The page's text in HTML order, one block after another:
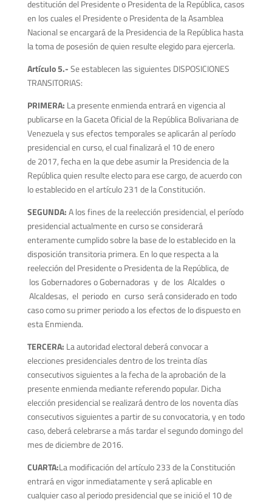
destitución del Presidente o Presidenta de la República, casos
en los cuales el Presidente o Presidenta de la Asamblea
Nacional se encargará de la Presidencia de la República hasta
la toma de posesión de quien resulte elegido para ejercerla.
Artículo 5.-Se establecen las siguientes DISPOSICIONES
TRANSITORIAS:
PRIMERA: La presente enmienda entrará en vigencia al
publicarse en la Gaceta Oficial de la República Bolivariana de
Venezuela y sus efectos temporales se aplicarán al período
presidencial en curso, el cual finalizará el 10 de enero
de 2017, fecha en la que debe asumir la Presidencia de la
República quien resulte electo para ese cargo, de acuerdo con
lo establecido en el artículo 231 de la Constitución.
SEGUNDA:A los fines de la reelección presidencial, el período
presidencial actualmente en curso se considerará
enteramente cumplido sobre la base de lo establecido en la
disposición transitoria primera. En lo que respecta a la
reelección del Presidente o Presidenta de la República, de
los Gobernadores o Gobernadoras y de los Alcaldes o
Alcaldesas, el periodo en curso será considerado en todo
caso como su primer periodo a los efectos de lo dispuesto en
esta Enmienda.
TERCERA: La autoridad electoral deberá convocar a
elecciones presidenciales dentro de los treinta días
consecutivos siguientes a la fecha de la aprobación de la
presente enmienda mediante referendo popular. Dicha
elección presidencial se realizará dentro de los noventa días
consecutivos siguientes a partir de su convocatoria, y en todo
caso, deberá celebrarse a más tardar el segundo domingo del
mes de diciembre de 2016.
CUARTA:La modificación del artículo 233 de la Constitución
entrará en vigor inmediatamente y será aplicable en
cualquier caso al periodo presidencial que se inició el 10 de